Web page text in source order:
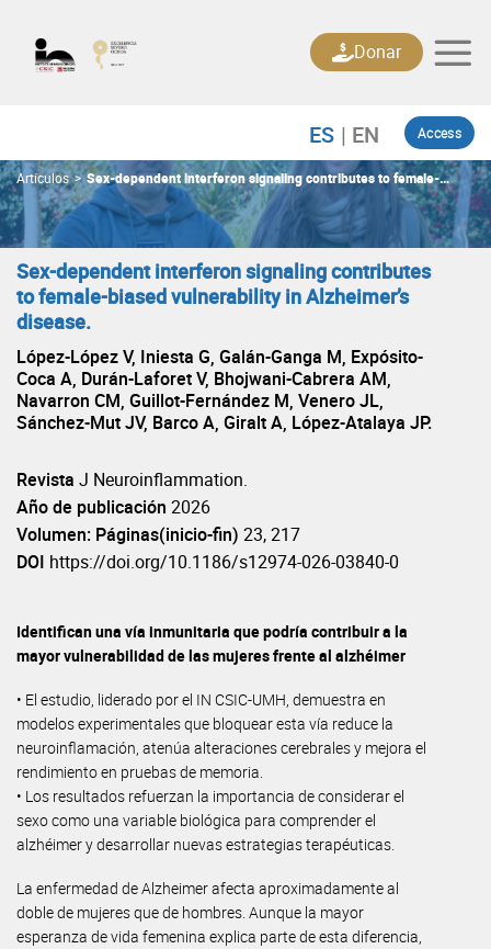
content
Access
Donar
Artículos > Sex-dependent interferon signaling contributes to female-
biased vulnerability in Alzheimer’s disease.
Sex-dependent interferon signaling contributes
to female-biased vulnerability in Alzheimer’s
disease.
López-López V, Iniesta G, Galán-Ganga M, Expósito-
Coca A, Durán-Laforet V, Bhojwani-Cabrera AM,
Navarron CM, Guillot-Fernández M, Venero JL,
Sánchez-Mut JV, Barco A, Giralt A, López-Atalaya JP.
Revista J Neuroinflammation.
Año de publicación 2026
Volumen: Páginas(inicio-fin) 23, 217
DOI https://doi.org/10.1186/s12974-026-03840-0
Identifican una vía inmunitaria que podría contribuir a la
mayor vulnerabilidad de las mujeres frente al alzhéimer
• El estudio, liderado por el IN CSIC-UMH, demuestra en
modelos experimentales que bloquear esta vía reduce la
neuroinflamación, atenúa alteraciones cerebrales y mejora el
rendimiento en pruebas de memoria.
• Los resultados refuerzan la importancia de considerar el
sexo como una variable biológica para comprender el
alzhéimer y desarrollar nuevas estrategias terapéuticas.
La enfermedad de Alzheimer afecta aproximadamente al
doble de mujeres que de hombres. Aunque la mayor
esperanza de vida femenina explica parte de esta diferencia,